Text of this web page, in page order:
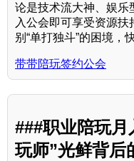
论是技术流大神、娱乐
入公会即可享受资源
别“单打独斗”的困境，
带带陪玩签约公会
###职业陪玩
玩师”光鲜背后